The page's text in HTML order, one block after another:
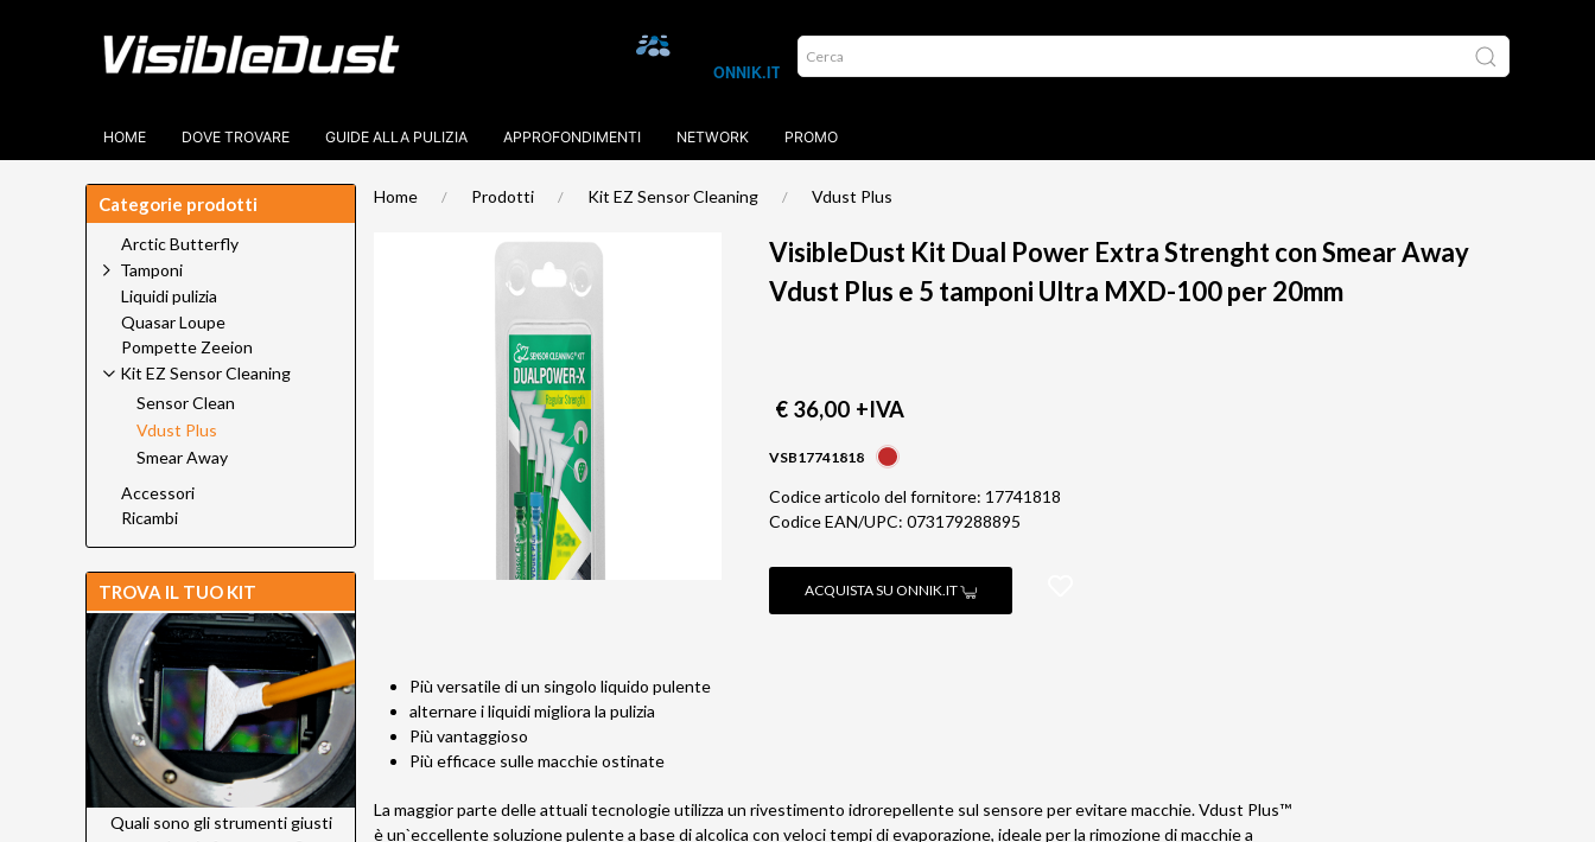
HOME DOVE TROVARE GUIDE ALLA PULIZIA APPROFONDIMENTI NETWORK PROMO
Home Prodotti Kit EZ Sensor Cleaning Vdust Plus
VisibleDust Kit Dual Power Extra Strenght con Smear Away
Vdust Plus e 5 tamponi Ultra MXD-100 per 20mm
€ 36,00 +IVA
VSB17741818
Codice articolo del fornitore: 17741818
Codice EAN/UPC: 073179288895
ACQUISTA SU ONNIK.IT
Più versatile di un singolo liquido pulente
alternare i liquidi migliora la pulizia
Più vantaggioso
Più efficace sulle macchie ostinate
La maggior parte delle attuali tecnologie utilizza un rivestimento idrorepellente sul sensore per evitare macchie. Vdust Plus™
è un`eccellente soluzione pulente a base di alcolica con veloci tempi di evaporazione, ideale per la rimozione di macchie a
Categorie prodotti
Arctic Butterfly
Tamponi
Liquidi pulizia
Quasar Loupe
Pompette Zeeion
Kit EZ Sensor Cleaning
Sensor Clean
Vdust Plus
Smear Away
Accessori
Ricambi
TROVA IL TUO KIT
Quali sono gli strumenti giusti